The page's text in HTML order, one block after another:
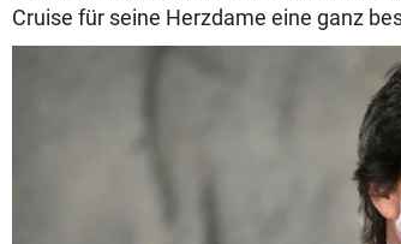
Cruise für seine Herzdame eine ganz